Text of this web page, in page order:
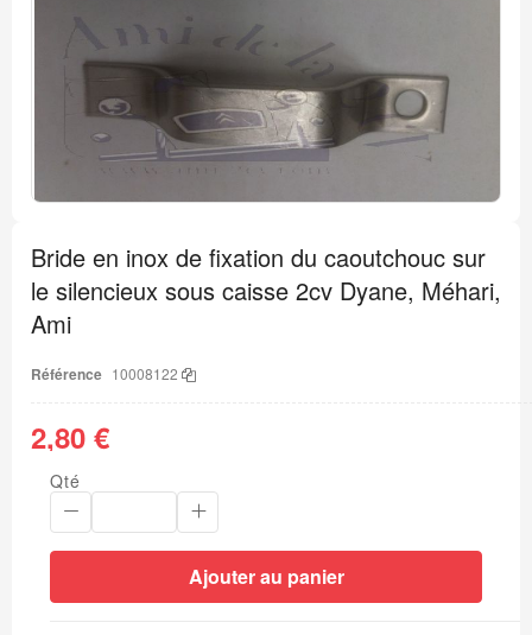
début
de
la
Galerie
d’images
Bride en inox de fixation du caoutchouc sur
le silencieux sous caisse 2cv Dyane, Méhari,
Ami
Référence 10008122
2,80 €
Qté
Ajouter au panier